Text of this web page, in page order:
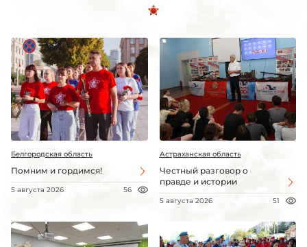
Белгородская область
Помним и гордимся!
5 августа 2026 56
Астраханская область
Честный разговор о
правде и истории
5 августа 2026 51